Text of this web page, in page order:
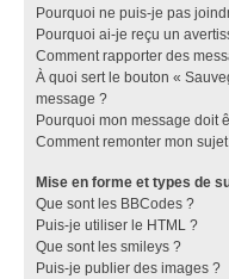
Pourquoi ne puis-je pas
Pourquoi ai-je reçu un
Comment rapporter des
À quoi sert le bouton «
message ?
Pourquoi mon message doit
Comment remonter mon
Mise en forme et types de
Que sont les BBCodes ?
Puis-je utiliser le HTML ?
Que sont les smileys ?
Puis-je publier des images ?